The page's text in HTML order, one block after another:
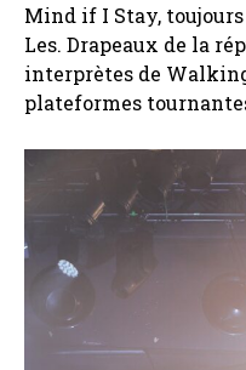
Mind if I Stay,
Les. Drapeaux de la
interprètes de
plateformes